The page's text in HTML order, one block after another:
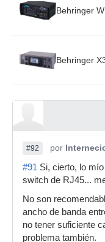
Behringer
Behringer
#92 por
#91 Si, cierto, lo
switch de RJ45...
No son
ancho de banda
no tener suficiente
problema también.